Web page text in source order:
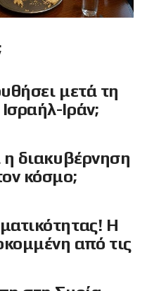
μετά τη
Ιράν;
η διακυβέρνηση
κόσμο;
Η
από τις